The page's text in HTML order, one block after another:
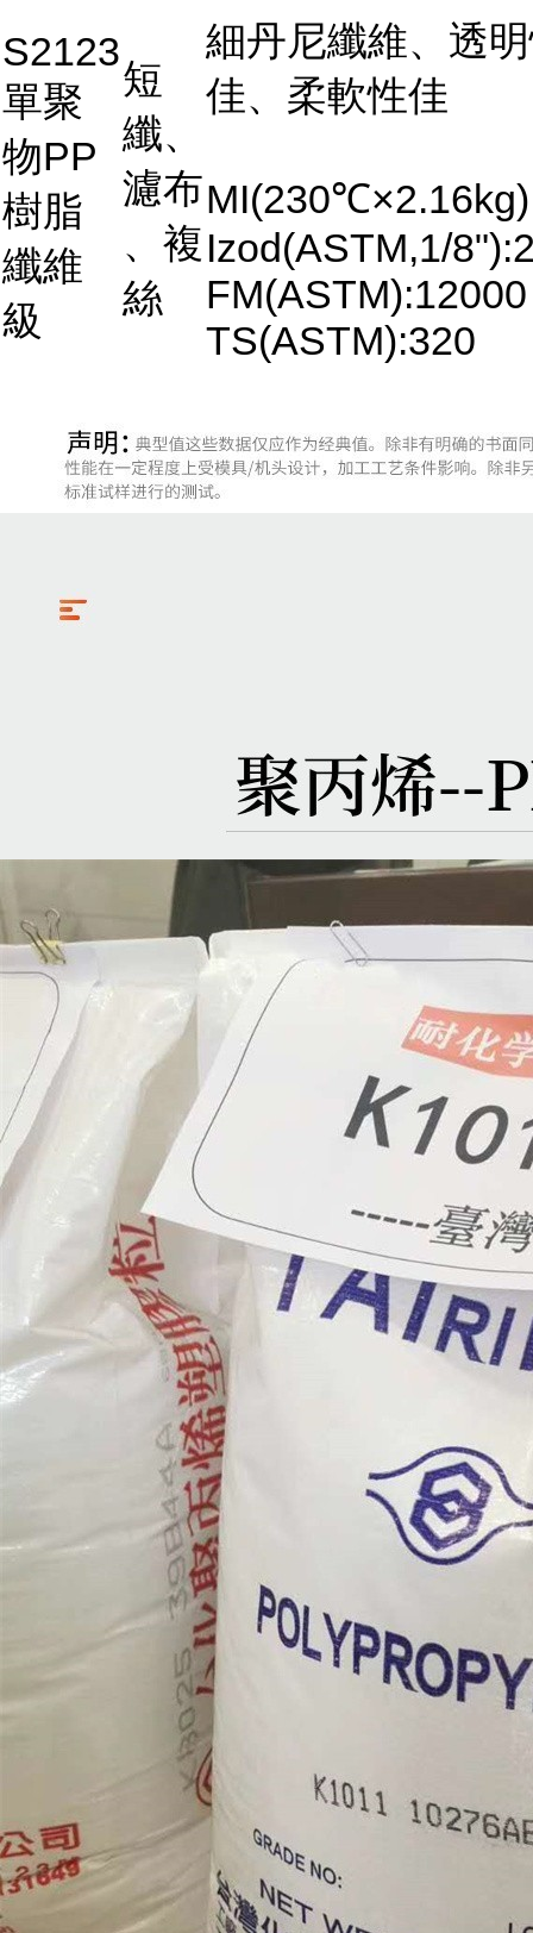
S2123
單聚
物PP
樹脂
纖維
級
短
纖、
濾布
、複
絲
細丹尼纖維、透
佳、柔軟性佳
Izod(ASTM,1/
FM(ASTM):12000
TS(ASTM):320